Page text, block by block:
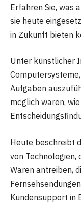
Erfahren Sie, was
sie heute
in Zukunft bieten
Unter künstlicher
Aufgaben
möglich waren,
Heute beschreibt
von Technologien,
Waren antreiben,
Kundensupport in